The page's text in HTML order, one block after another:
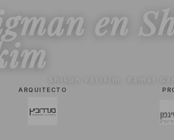
en
ARQUITECTO